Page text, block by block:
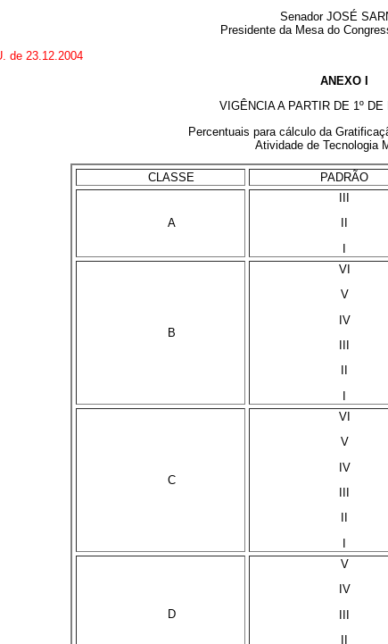
Senador JOSÉ
Presidente da Mesa do
de 23.12.2004
ANEXO I
VIGÊNCIA A PARTIR DE 1º
Percentuais para cálculo da
Atividade de Tecnologia
CLASSE PADRÃO
A
B
VI
V
IV
C
VI
V
IV
D
V
IV